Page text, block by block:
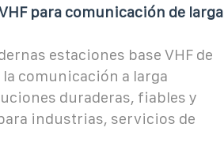
para comunicación de larga
estaciones base VHF de
la comunicación a larga
duraderas, fiables y
industrias, servicios de